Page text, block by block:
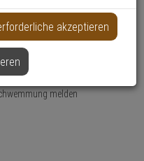
Keller, Wohnraum
melden
akzeptieren